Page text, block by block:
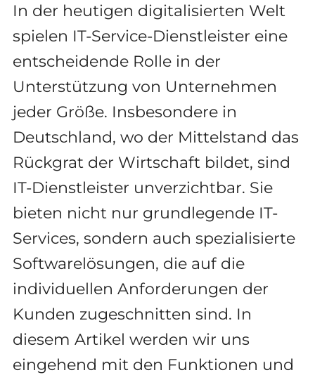
In der heutigen digitalisierten Welt
spielen IT-Service-Dienstleister eine
entscheidende Rolle in der
Unterstützung von Unternehmen
jeder Größe. Insbesondere in
Deutschland, wo der Mittelstand das
Rückgrat der Wirtschaft bildet, sind
IT-Dienstleister unverzichtbar. Sie
bieten nicht nur grundlegende IT-
Services, sondern auch spezialisierte
Softwarelösungen, die auf die
individuellen Anforderungen der
Kunden zugeschnitten sind. In
diesem Artikel werden wir uns
eingehend mit den Funktionen und